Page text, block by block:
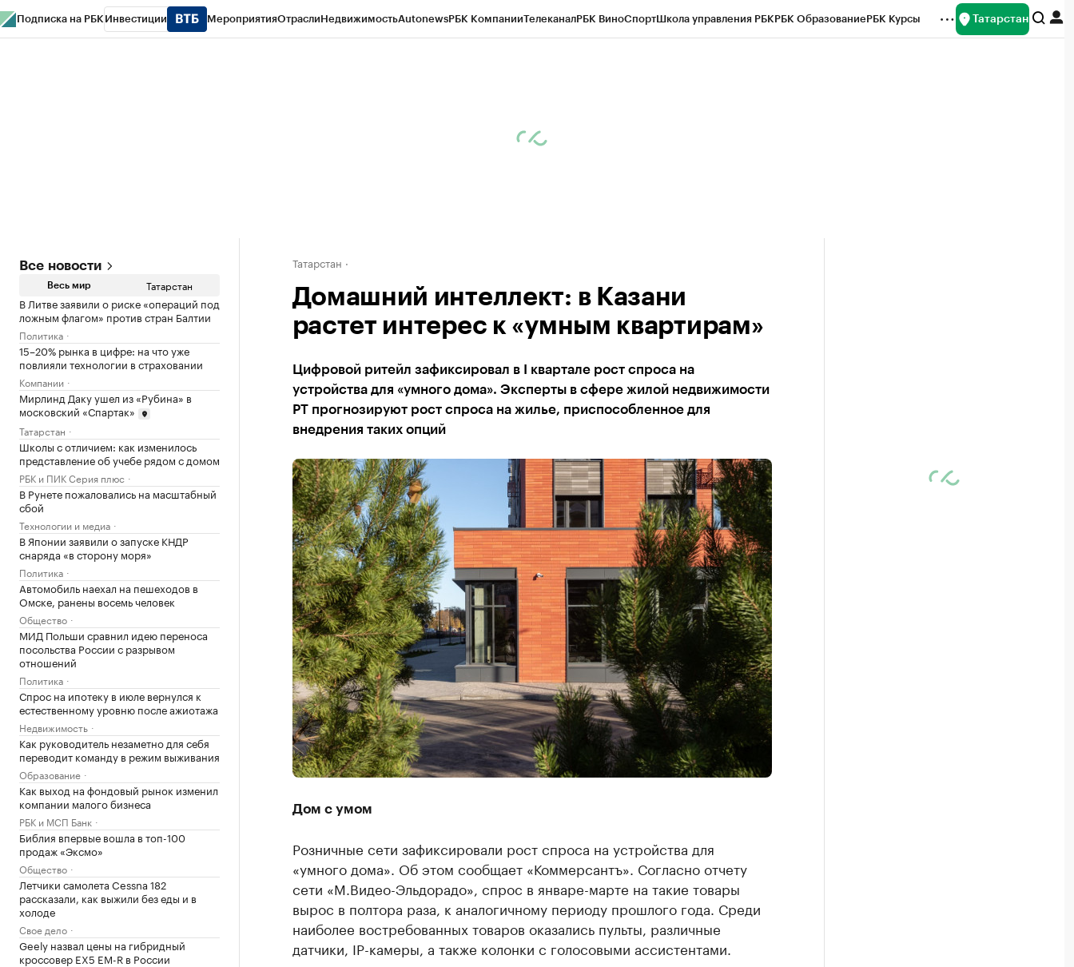
Подписка на РБК Инвестиции МероприятияОтраслиНедвижимостьAutonewsРБК КомпанииТелеканалРБК ВиноСпортШкола управления РБКРБК ОбразованиеРБК Курсы Татарстан
Все новости
Весь мир Татарстан
В Литве заявили о риске «операций под
ложным флагом» против стран Балтии
Политика
15–20% рынка в цифре: на что уже
повлияли технологии в страховании
Компании
Мирлинд Даку ушел из «Рубина» в
московский «Спартак»
Татарстан
Школы с отличием: как изменилось
представление об учебе рядом с домом
РБК и ПИК Серия плюс
В Рунете пожаловались на масштабный
сбой
Технологии и медиа
В Японии заявили о запуске КНДР
снаряда «в сторону моря»
Политика
Автомобиль наехал на пешеходов в
Омске, ранены восемь человек
Общество
МИД Польши сравнил идею переноса
посольства России с разрывом
отношений
Политика
Спрос на ипотеку в июле вернулся к
естественному уровню после ажиотажа
Недвижимость
Как руководитель незаметно для себя
переводит команду в режим выживания
Образование
Как выход на фондовый рынок изменил
компании малого бизнеса
РБК и МСП Банк
Библия впервые вошла в топ-100
продаж «Эксмо»
Общество
Летчики самолета Cessna 182
рассказали, как выжили без еды и в
холоде
Свое дело
Geely назвал цены на гибридный
кроссовер EX5 EM-R в России
Татарстан
Домашний интеллект: в Казани
растет интерес к «умным квартирам»
Цифровой ритейл зафиксировал в I квартале рост спроса на
устройства для «умного дома». Эксперты в сфере жилой недвижимости
РТ прогнозируют рост спроса на жилье, приспособленное для
внедрения таких опций
Дом с умом
Розничные сети зафиксировали рост спроса на устройства для
«умного дома». Об этом сообщает «Коммерсантъ». Согласно отчету
сети «М.Видео-Эльдорадо», спрос в январе-марте на такие товары
вырос в полтора раза, к аналогичному периоду прошлого года. Среди
наиболее востребованных товаров оказались пульты, различные
датчики, IP-камеры, а также колонки с голосовыми ассистентами.